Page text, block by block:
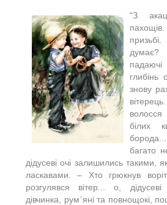
"З
глибінь
знову
білих
багато
дідусеві очі залишились такими,
ласкавами. ‒ Хто грюкнув
розгулявся вітер... о,
дівчинка, рум᾽яні та повнощокі,